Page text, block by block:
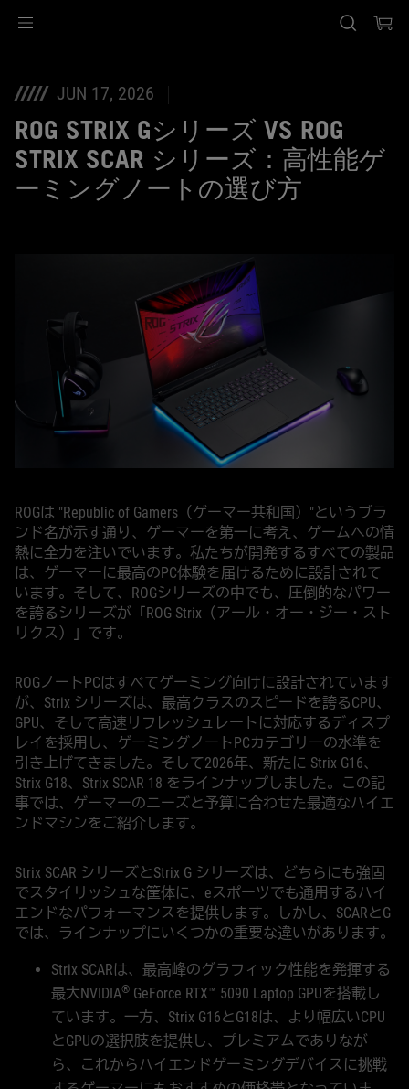
JUN 17, 2026
ROG STRIX Gシリーズ VS ROG
STRIX SCAR シリーズ：高性能ゲ
ーミングノートの選び方
ROGは "Republic of Gamers（ゲーマー共和国）"というブラ
ンド名が示す通り、ゲーマーを第一に考え、ゲームへの情
熱に全力を注いでいます。私たちが開発するすべての製品
は、ゲーマーに最高のPC体験を届けるために設計されて
います。そして、ROGシリーズの中でも、圧倒的なパワー
を誇るシリーズが「ROG Strix（アール・オー・ジー・スト
リクス）」です。
ROGノートPCはすべてゲーミング向けに設計されています
が、Strix シリーズは、最高クラスのスピードを誇るCPU、
GPU、そして高速リフレッシュレートに対応するディスプ
レイを採用し、ゲーミングノートPCカテゴリーの水準を
引き上げてきました。そして2026年、新たに Strix G16、
Strix G18、Strix SCAR 18 をラインナップしました。この記
事では、ゲーマーのニーズと予算に合わせた最適なハイエ
ンドマシンをご紹介します。
Strix SCAR シリーズとStrix G シリーズは、どちらにも強固
でスタイリッシュな筐体に、eスポーツでも通用するハイ
エンドなパフォーマンスを提供します。しかし、SCARとG
では、ラインナップにいくつかの重要な違いがあります。
Strix SCARは、最高峰のグラフィック性能を発揮する
最大NVIDIA® GeForce RTX™ 5090 Laptop GPUを搭載し
ています。一方、Strix G16とG18は、より幅広いCPU
とGPUの選択肢を提供し、プレミアムでありなが
ら、これからハイエンドゲーミングデバイスに挑戦